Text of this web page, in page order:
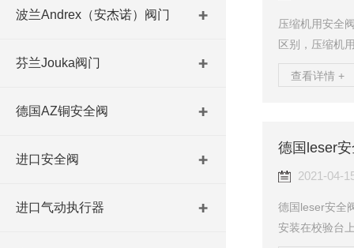
波兰Andrex（安杰诺）阀门
芬兰Jouka阀门
德国AZ铜安全阀
进口安全阀
进口气动执行器
压缩机用安全
区别，压缩机
等。压缩机用
缩机安全阀是
查看详情 +
德国leser
2021-04-
德国leser安全
安装在校验台